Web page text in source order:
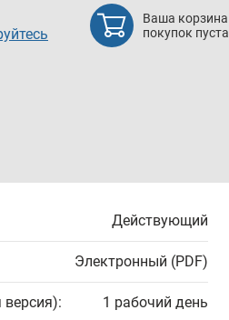
Ваша корзина
покупок пуста
Действующий
Электронный (PDF)
версия): 1 рабочий день